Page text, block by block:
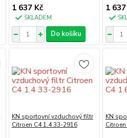
1 637 Kč
SKLADEM
Do košíku
1
KN sportovní vzduchový filtr
Citroen C4 1.4 33-2916
KN